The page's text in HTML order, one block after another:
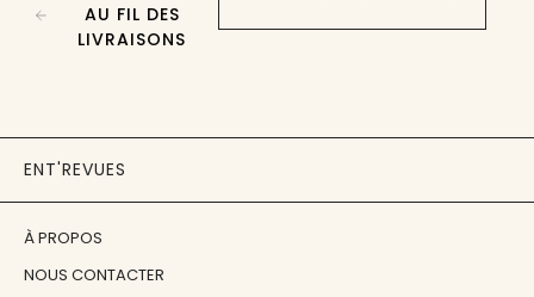
AU FIL DES
LIVRAISONS
ENT'REVUES
À PROPOS
NOUS CONTACTER